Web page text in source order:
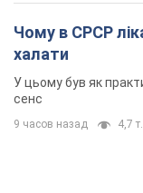
Чому в СРСР
халати
У цьому був як
сенс
9 часов назад 4,7 т.